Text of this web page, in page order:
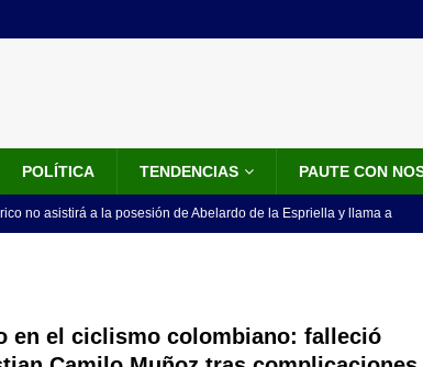
POLÍTICA TENDENCIAS PAUTE CON
no asistirá a la posesión de Abelardo de la Espriella y llama a
de un sastre colombiano reconocido en el mundo
en el ciclismo colombiano: falleció